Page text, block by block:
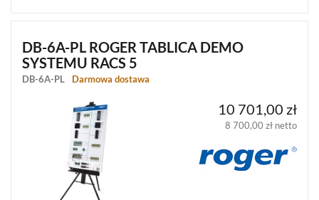
INTELIGENTNY
BUDYNEK
SIECI
LAN,
TRANSMISJA,
AKCESORIA
DB-6A-PL ROGER TABLICA DEMO
SYSTEMU RACS 5
DB-6A-PL Darmowa dostawa
10 701,00 zł
8 700,00 zł netto